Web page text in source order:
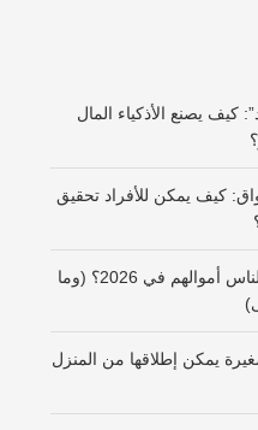
كيف يصنع الأذكياء المال
كيف يمكن للأفراد تحقيق
لماذا سيخسر 90% من الناس أموالهم في 2026؟ (وما
يمكن إطلاقها من المنزل